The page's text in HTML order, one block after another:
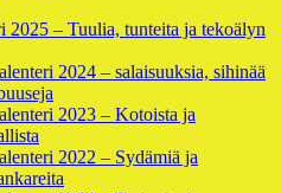
2025 – Tuulia, tunteita ja tekoälyn
2024 – salaisuuksia, sihinää
2023 – Kotoista ja
2022 – Sydämiä ja